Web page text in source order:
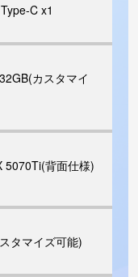
C x1
カスタマイ
5070Ti(背面仕様)
タマイズ可能)